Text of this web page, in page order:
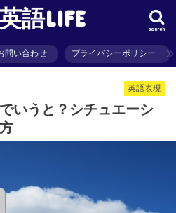
語LIFE search
問い合わせ プライバシーポリシー
英語表現
いうと？シチュエーシ